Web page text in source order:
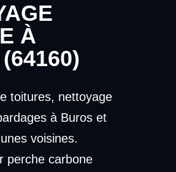
À
(64160)
toitures, nettoyage
à Buros et
voisines.
perche carbone